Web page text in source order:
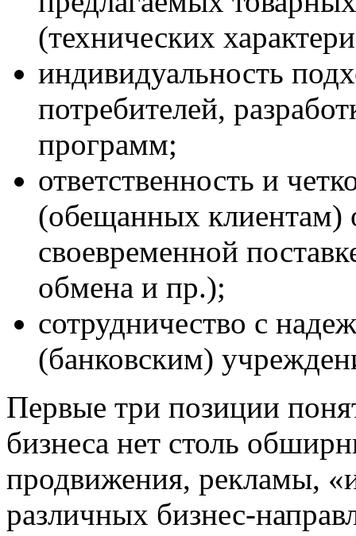
(технических
индивидуальность
потребителей,
программ;
ответственность и
(обещанных клиентам)
своевременной
обмена и пр.);
сотрудничество с
(банковским)
Первые три позиции
бизнеса нет столь
продвижения, рекламы,
различных бизнес-